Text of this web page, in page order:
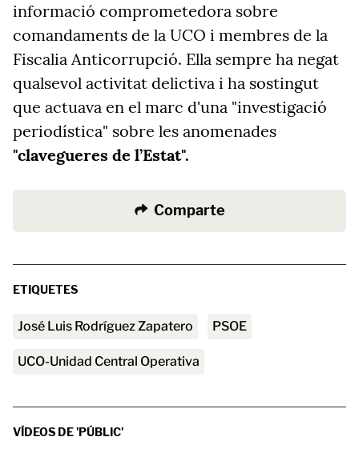
informació comprometedora sobre
comandaments de la UCO i membres de la
Fiscalia Anticorrupció. Ella sempre ha negat
qualsevol activitat delictiva i ha sostingut
que actuava en el marc d'una "investigació
periodística" sobre les anomenades
"clavegueres de l’Estat".
Comparte
ETIQUETES
José Luis Rodríguez Zapatero PSOE
UCO-Unidad Central Operativa
VÍDEOS DE 'PÚBLIC'